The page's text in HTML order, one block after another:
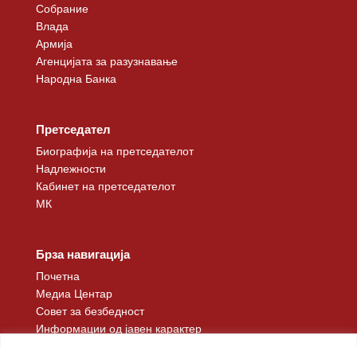
Собрание
Влада
Армија
Агенцијата за разузнавање
Народна Банка
Претседател
Биографија на претседателот
Надлежности
Кабинет на претседателот
МК
Брза навигација
Почетна
Медиа Центар
Совет за безбедност
Информации од јавен карактер